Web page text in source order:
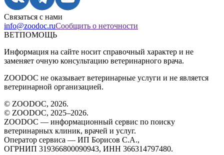
Связаться с нами
info@zoodoc.ruСообщить о неточности
ВЕТПОМОЩЬ
Информация на сайте носит справочный характер и не
заменяет очную консультацию ветеринарного врача.
ZOODOC не оказывает ветеринарные услуги и не является
ветеринарной организацией.
© ZOODOC, 2026.
© ZOODOC, 2025–2026.
ZOODOC — информационный сервис по поиску
ветеринарных клиник, врачей и услуг.
Оператор сервиса — ИП Борисов С.А.,
ОГРНИП 319366800090943, ИНН 366314797480.